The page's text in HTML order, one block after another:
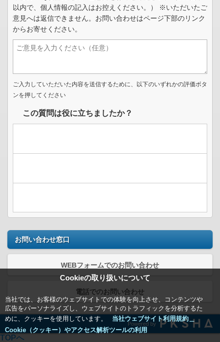
Cookieの取り扱いについて
当社では、お客様のウェブサイトでの体験を向上させ、コンテンツや
広告をパーソナライズし、ウェブサイトのトラフィックを分析するた
めに、クッキーを使用しています。
当社ウェブサイト利用規約＿
Cookie（クッキー）やアクセス解析ツールの利用
以内で、個人情報の記入はお控えください。） ※いただいたご
意見へは返信できません。お問い合わせはページ下部のリンク
からお寄せください。
ご入力していただいた内容を送信するために、以下のいずれかの評価ボタ
ンを押してください
この質問は役に立ちましたか？
お問い合わせ窓口
WEBフォームでのお問い合わせ
電話でのお問い合わせ
Powered by
TOPへ